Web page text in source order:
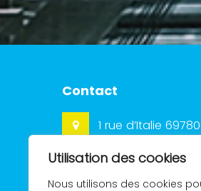
Utilisation des cookies
Nous utilisons des cookies
Contact
1 rue d’Italie
04 78 21 84 84